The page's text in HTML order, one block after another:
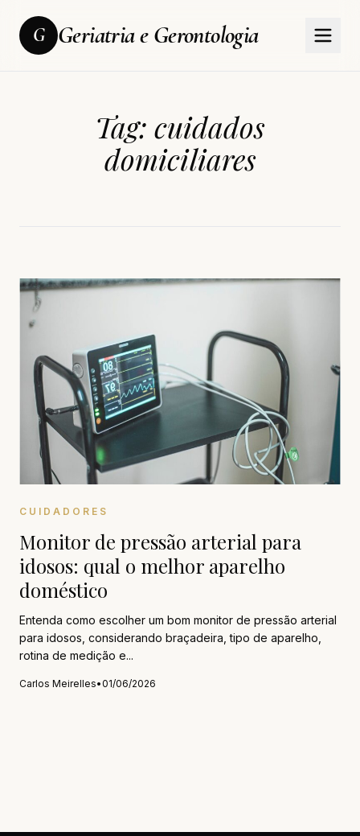
G Geriatria e Gerontologia
Tag: cuidados
domiciliares
CUIDADORES
Monitor de pressão arterial para
idosos: qual o melhor aparelho
doméstico
Entenda como escolher um bom monitor de pressão arterial
para idosos, considerando braçadeira, tipo de aparelho,
rotina de medição e...
Carlos Meirelles•01/06/2026